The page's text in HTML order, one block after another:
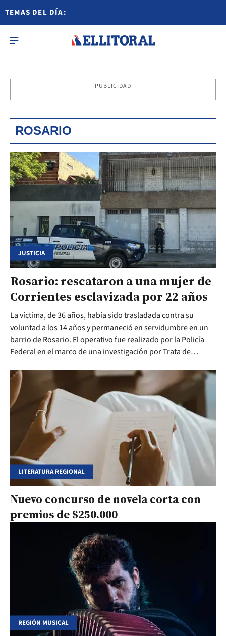
TEMAS DEL DÍA:
PUBLICIDAD
ROSARIO
JUSTICIA
Rosario: rescataron a una mujer de
Corrientes esclavizada por 22 años
La víctima, de 36 años, había sido trasladada contra su
voluntad a los 14 años y permaneció en servidumbre en un
barrio de Rosario. El operativo fue realizado por la Policía
Federal en el marco de una investigación por Trata de
LITERATURA REGIONAL
Nuevo concurso de novela corta con
premios de $250.000
REGIÓN MUSICAL